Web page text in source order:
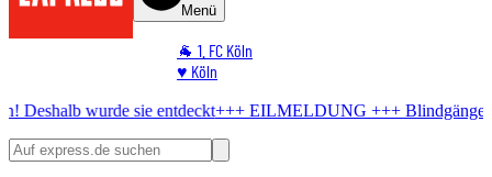
Menü
🐐 1. FC Köln
♥️ Köln
🏆 Sport
sie entdeckt +++ EILMELDUNG +++Blindgänger in Köln